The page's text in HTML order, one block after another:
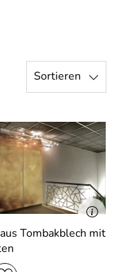
Sortieren
Tombakblech mit